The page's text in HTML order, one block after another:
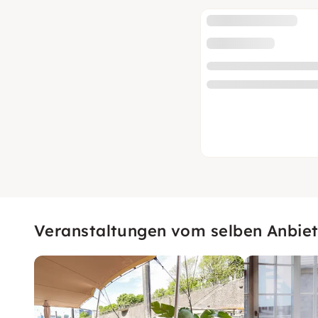
Veranstaltungen vom selben